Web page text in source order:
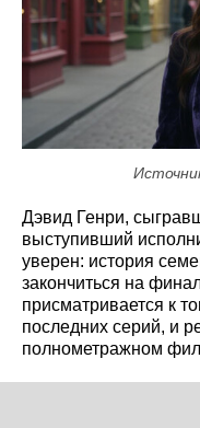
Дэвид Генри,
выступивший
уверен: история
закончиться на
присматривается к
последних серий, и
полнометражном